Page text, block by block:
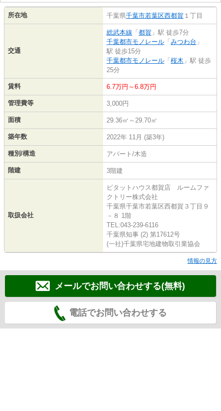
所在地 千葉県千葉市若葉区西都賀 １丁目
交通
総武本線 「 都賀 」駅 徒歩7分
千葉都市モノレール 「 みつわ台 」
駅 徒歩15分
千葉都市モノレール 「 桜木 」駅 徒歩
25分
賃料 6.7万円～6.8万円
管理費等 3,000円
面積 29.36㎡～29.70㎡
築年数 2022年 11月 (築3年)
種別/構造 アパート/木造
階建 3階建
取扱会社
ピタットハウス都賀店 ルームファ
クトリー株式会社
千葉県千葉市若葉区西都賀３丁目９
－８ 1階
TEL:043-239-6116
千葉県知事 (2) 第17612号
(一社)千葉県宅地建物取引業協会
情報の見方
メールでお問い合わせする(無料)
電話でお問い合わせする